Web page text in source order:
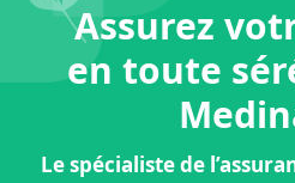
Assurez
en toute
Le spécialiste de